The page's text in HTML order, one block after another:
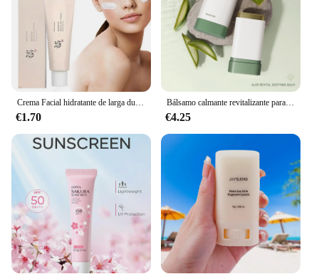
by the pool, or enjoying a day outdoors, this lotion
is your perfect companion. Its compact size makes it
easy to carry in your bag, allowing you to apply it
whenever you need it. Plus, it's available in sets,
making it an ideal choice for personal use or for
bulk purchases by vendors and suppliers.
**Sun Protection and Beyond**
solution; it's a daily essential for maintaining
healthy skin. Its formula is designed to protect your
skin from future sun damage, ensuring that you can
enjoy the outdoors without worry. The lotion's
gentle yet effective formula is suitable for all skin
types, making it a versatile addition to your
skincare routine. With its wholesale availability,
you can stock up on this essential product and
ensure that your skin is always protected and cared
for.
Crema Facial hidratante de larga duración, protector solar de arroz Spf50 +, suero hidratante Facial Anti UV
€1.70
Bálsamo calmante revitalizante para la piel de Aloe Vera, crema de Gel Facial reparadora sensible después del sol, crema Facial hidratante
€4.25